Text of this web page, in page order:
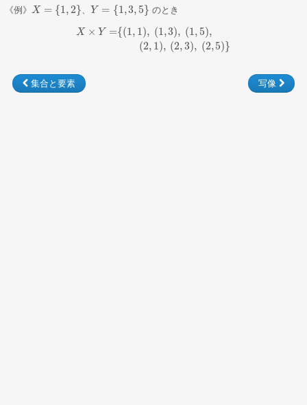
《例》 X = {1,2}
X= {1, 2 Y = {1,3,5}
Y= {1, 3 ,5} のとき
X × Y ={(1, 1), (1,3), (1,5),
(2, 1), (2,3), (2,5)}
, (1 3 , (1 ,5 , 2, 1 , ( 2 3), , 5
集合と要素 写像